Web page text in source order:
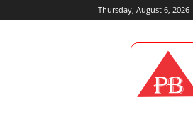
Thursday, August 6, 2026